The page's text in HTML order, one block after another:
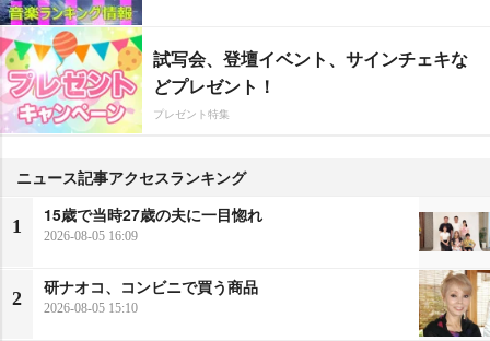
試写会、登壇イベント、サインチェキな
どプレゼント！
プレゼント特集
ニュース記事アクセスランキング
1
15歳で当時27歳の夫に一目惚れ
2026-08-05 16:09
2
研ナオコ、コンビニで買う商品
2026-08-05 15:10